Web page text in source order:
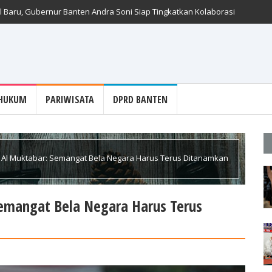
Gubernur Banten Andra Soni Siap Tingkatkan Kolaborasi
PARIWISATA DPRD BANTEN
Muktabar: Semangat Bela Negara Harus Terus Ditanamkan
Bela Negara Harus Terus